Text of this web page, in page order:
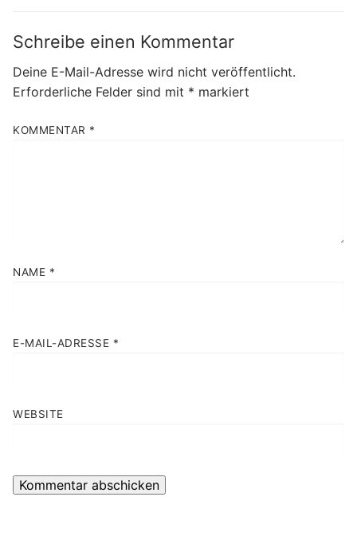
Schreibe einen Kommentar
Deine E-Mail-Adresse wird nicht veröffentlicht.
Erforderliche Felder sind mit * markiert
KOMMENTAR *
NAME *
E-MAIL-ADRESSE *
WEBSITE